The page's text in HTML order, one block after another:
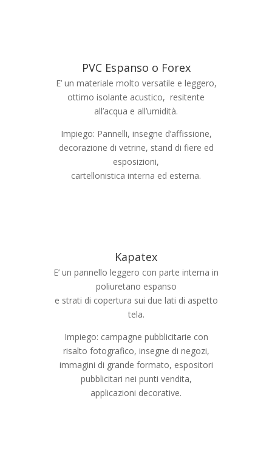
PVC Espanso o Forex
E’ un materiale molto versatile e leggero,
ottimo isolante acustico, resitente
all’acqua e all’umidità.
Impiego: Pannelli, insegne d’affissione,
decorazione di vetrine, stand di fiere ed
esposizioni,
cartellonistica interna ed esterna.
Kapatex
E’ un pannello leggero con parte interna in
poliuretano espanso
e strati di copertura sui due lati di aspetto
tela.
Impiego: campagne pubblicitarie con
risalto fotografico, insegne di negozi,
immagini di grande formato, espositori
pubblicitari nei punti vendita,
applicazioni decorative.